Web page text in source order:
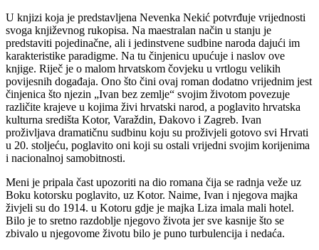
U knjizi koja je predstavljena Nevenka Nekić potvrđuje vrijednosti
svoga književnog rukopisa. Na maestralan način u stanju je
predstaviti pojedinačne, ali i jedinstvene sudbine naroda dajući im
karakteristike paradigme. Na tu činjenicu upućuje i naslov ove
knjige. Riječ je o malom hrvatskom čovjeku u vrtlogu velikih
povijesnih događaja. Ono što čini ovaj roman dodatno vrijednim jest
činjenica što njezin „Ivan bez zemlje“ svojim životom povezuje
različite krajeve u kojima živi hrvatski narod, a poglavito hrvatska
kulturna središta Kotor, Varaždin, Đakovo i Zagreb. Ivan
proživljava dramatičnu sudbinu koju su proživjeli gotovo svi Hrvati
u 20. stoljeću, poglavito oni koji su ostali vrijedni svojim korijenima
i nacionalnoj samobitnosti.
Meni je pripala čast upozoriti na dio romana čija se radnja veže uz
Boku kotorsku poglavito, uz Kotor. Naime, Ivan i njegova majka
živjeli su do 1914. u Kotoru gdje je majka Liza imala mali hotel.
Bilo je to sretno razdoblje njegovo života jer sve kasnije što se
zbivalo u njegovome životu bilo je puno turbulencija i nedaća.